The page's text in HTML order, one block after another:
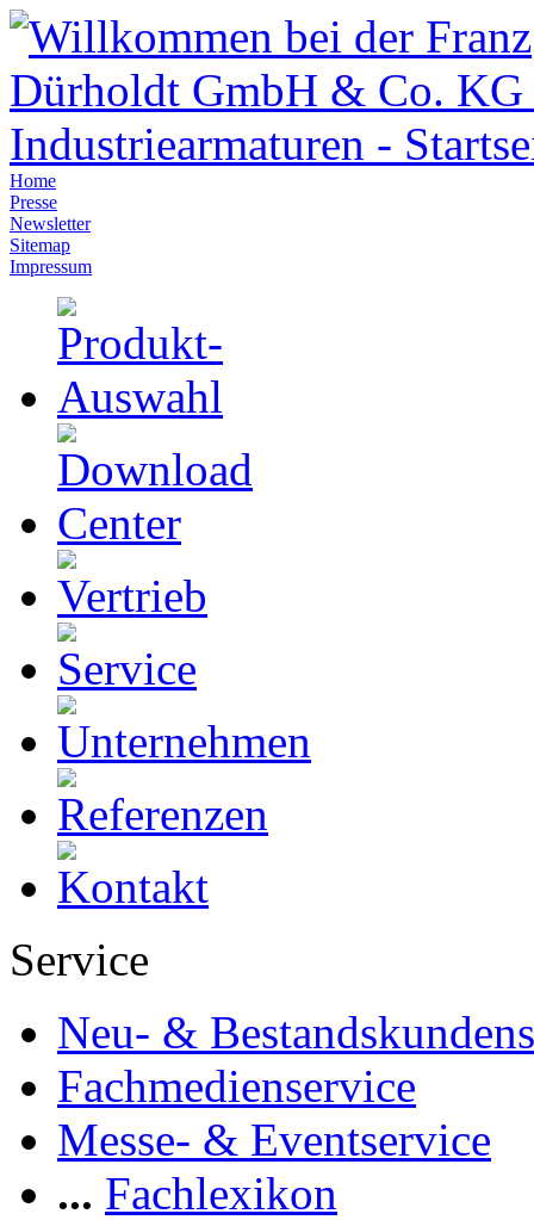
Home
Presse
Newsletter
Sitemap
Impressum
Service
Neu- &
Fachmedienservice
Messe- & Eventservice
... Fachlexikon